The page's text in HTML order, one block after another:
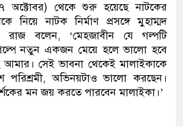
অক্টোবর) থেকে শুরু হয়েছে নাটকের
নিয়ে নাটক নির্মাণ প্রসঙ্গে মুহাম্মদ
রাজ বলেন, ‘মেহজাবীন যে গল্পটি
নতুন একজন মেয়ে হলে ভালো হবে
আমার। সেই ভাবনা থেকেই মালাইকাকে
পরিশ্রমী, অভিনয়টাও ভালো করছেন।
মন জয় করতে পারবেন মালাইকা।’